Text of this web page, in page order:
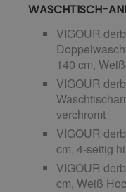
WASCHTISCH-
VIGOUR
140 cm,
VIGOUR
verchromt
VIGOUR
cm, 4-seitig
VIGOUR
cm, Weiß